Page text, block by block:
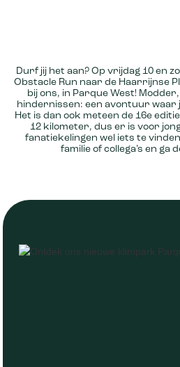
Durf jij het aan? Op vrijdag 10 en
Obstacle Run naar de Haarrijnse
bij ons, in Parque West!
hindernissen: een avontuur waar
Het is dan ook meteen de 16e
12 kilometer, dus er is voor
fanatiekelingen wel iets te
familie of collega’s en ga